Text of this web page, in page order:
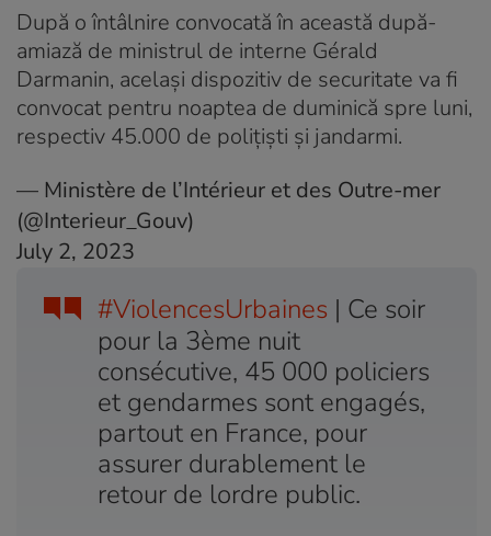
După o întâlnire convocată în această după-
amiază de ministrul de interne Gérald
Darmanin, același dispozitiv de securitate va fi
convocat pentru noaptea de duminică spre luni,
respectiv 45.000 de polițiști și jandarmi.
#ViolencesUrbaines | Ce soir
pour la 3ème nuit
consécutive, 45 000 policiers
et gendarmes sont engagés,
partout en France, pour
assurer durablement le
retour de lordre public.
— Ministère de l’Intérieur et des Outre-mer
(@Interieur_Gouv)
July 2, 2023